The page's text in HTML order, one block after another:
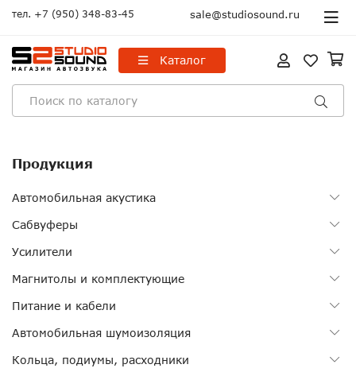
тел. +7 (950) 348-83-45 sale@studiosound.ru
Каталог
Продукция
Автомобильная акустика
Сабвуферы
Усилители
Магнитолы и комплектующие
Питание и кабели
Автомобильная шумоизоляция
Кольца, подиумы, расходники